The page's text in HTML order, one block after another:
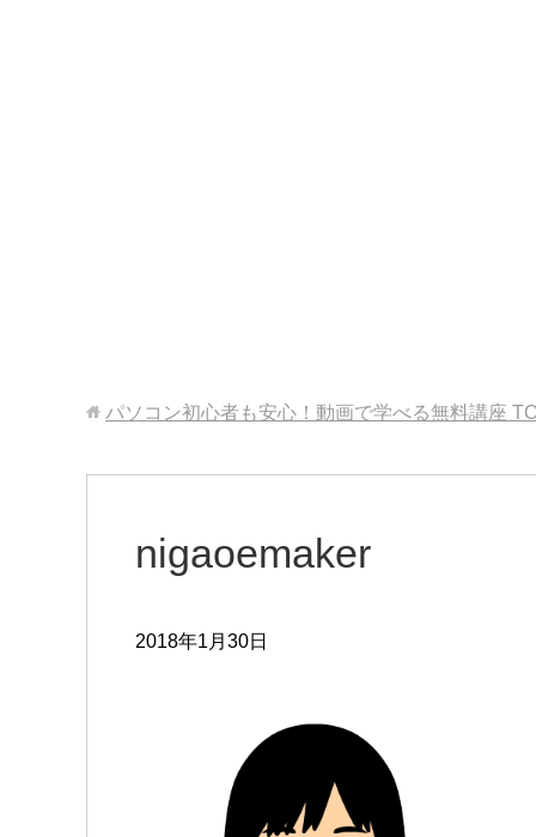
パソコン初心者も安心！動画で学べる無料講座
nigaoemaker
2018年1月30日